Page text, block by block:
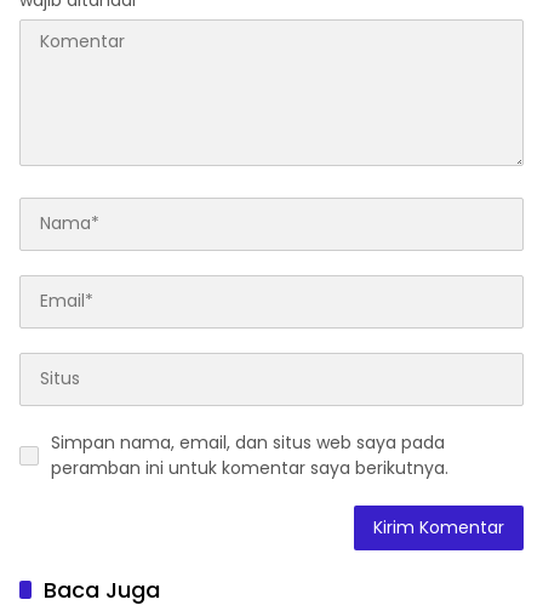
Simpan nama, email, dan situs web saya pada
peramban ini untuk komentar saya berikutnya.
Baca Juga